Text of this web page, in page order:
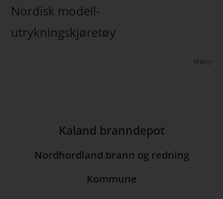
Nordisk modell-
utrykningskjøretøy
Meny
Kaland branndepot
Nordhordland brann og redning
Kommune